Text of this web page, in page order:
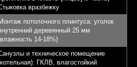
вразбежку
потолочного плинтуса: уголок
деревянный 25 мм
14-18%)
и техническое помещение
ГКЛВ, влагостойкий